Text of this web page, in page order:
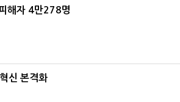
해자 4만278명
신 본격화